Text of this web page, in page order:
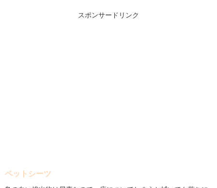
スポンサードリンク
ペットシーツ